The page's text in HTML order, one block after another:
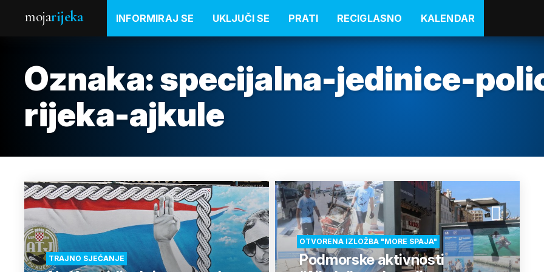
mojarijeka INFORMIRAJ SE UKLJUČI SE PRATI RECIGLASNO KALENDAR
Oznaka:specijalna-jedinice-
rijeka-ajkule
TRAJNO SJEĆANJE
OTVORENA IZLOŽBA "MORE SPAJA"
Podmorske aktivnosti